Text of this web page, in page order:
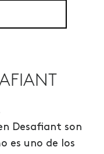
Desafiant son
es uno de los